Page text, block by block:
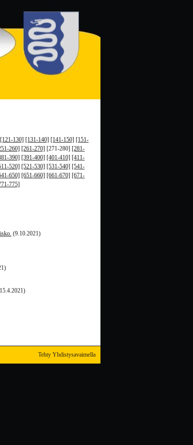
[121-130] [131-140] [141-150] [151-
260] [261-270] [271-280] [281-
390] [391-400] [401-410] [411-
520] [521-530] [531-540] [541-
650] [651-660] [661-670] [671-
775]
(9.10.2021)
Tehty Yhdistysavaimella